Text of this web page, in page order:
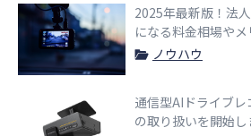
2025年最新版！法
になる料金相場や
ノウハウ
通信型AIドライブレ
の取り扱いを開始し